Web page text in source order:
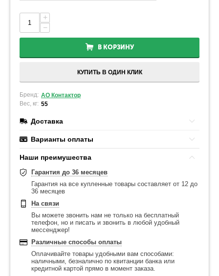
+
−
В КОРЗИНУ
КУПИТЬ В ОДИН КЛИК
Бренд: АО Контактор
Вес, кг: 55
Доставка
Варианты оплаты
Наши преимушества
Гарантия до 36 месяцев
Гарантия на все купленные товары составляет от 12 до
36 месяцев
На связи
Вы можете звонить нам не только на бесплатный
телефон, но и писать и звонить в любой удобный
мессенджер!
Различные способы оплаты
Оплачивайте товары удобными вам способами:
наличными, безналично по квитанции банка или
кредитной картой прямо в момент заказа.